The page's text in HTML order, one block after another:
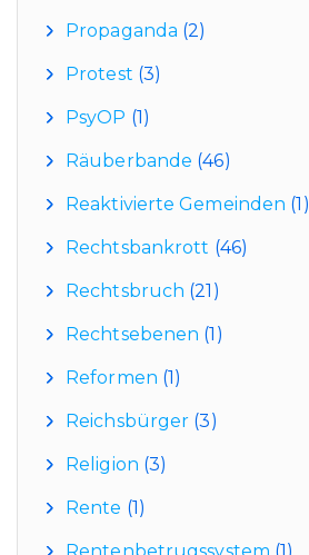
Propaganda (2)
Protest (3)
PsyOP (1)
Räuberbande (46)
Reaktivierte Gemeinden (1)
Rechtsbankrott (46)
Rechtsbruch (21)
Rechtsebenen (1)
Reformen (1)
Reichsbürger (3)
Religion (3)
Rente (1)